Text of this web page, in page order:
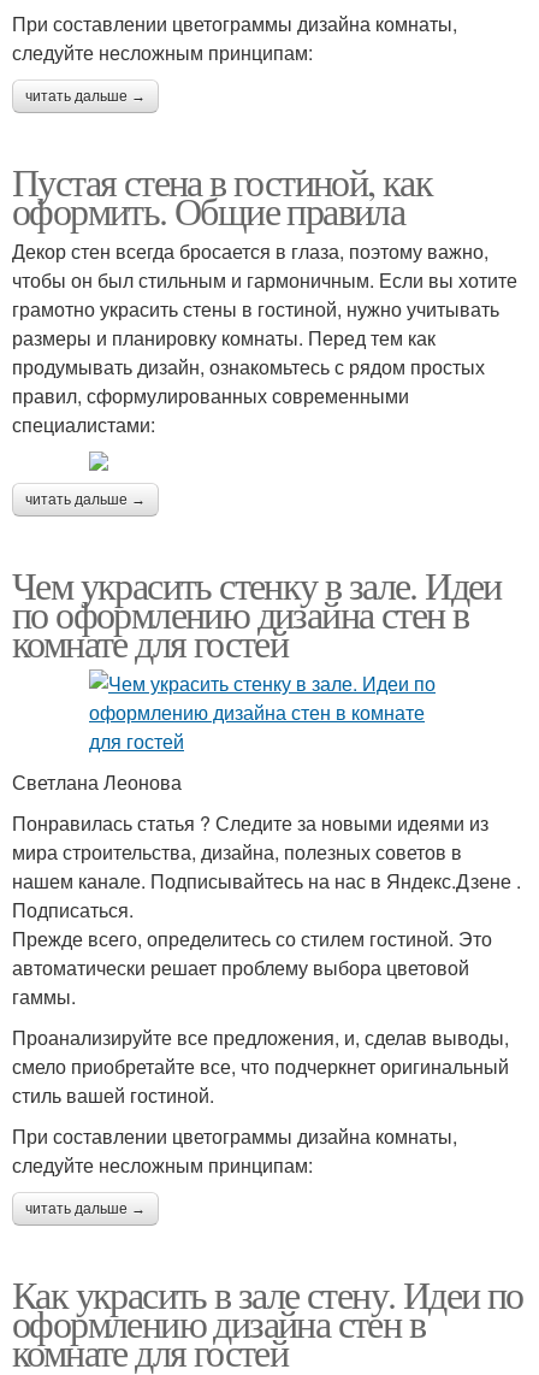
При составлении цветограммы дизайна комнаты,
следуйте несложным принципам:
читать дальше →
Пустая стена в гостиной, как
оформить. Общие правила
Декор стен всегда бросается в глаза, поэтому важно,
чтобы он был стильным и гармоничным. Если вы хотите
грамотно украсить стены в гостиной, нужно учитывать
размеры и планировку комнаты. Перед тем как
продумывать дизайн, ознакомьтесь с рядом простых
правил, сформулированных современными
специалистами:
читать дальше →
Чем украсить стенку в зале. Идеи
по оформлению дизайна стен в
комнате для гостей
Светлана Леонова
Понравилась статья ? Следите за новыми идеями из
мира строительства, дизайна, полезных советов в
нашем канале. Подписывайтесь на нас в Яндекс.Дзене .
Подписаться.
Прежде всего, определитесь со стилем гостиной. Это
автоматически решает проблему выбора цветовой
гаммы.
Проанализируйте все предложения, и, сделав выводы,
смело приобретайте все, что подчеркнет оригинальный
стиль вашей гостиной.
При составлении цветограммы дизайна комнаты,
следуйте несложным принципам:
читать дальше →
Как украсить в зале стену. Идеи по
оформлению дизайна стен в
комнате для гостей